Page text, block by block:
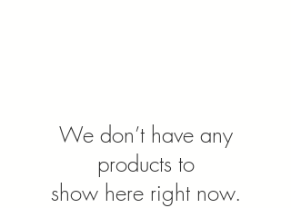
We don’t have any
products to
show here right now.